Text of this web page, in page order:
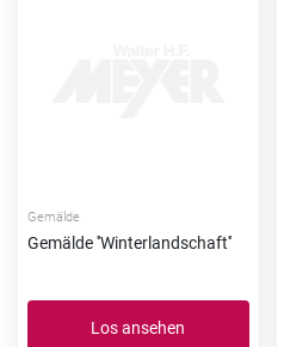
Gemälde
Gemälde ''Winterlandschaft''
Los ansehen